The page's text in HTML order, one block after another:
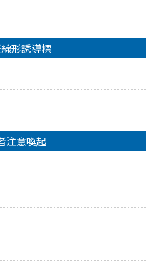
形誘導標
注意喚起